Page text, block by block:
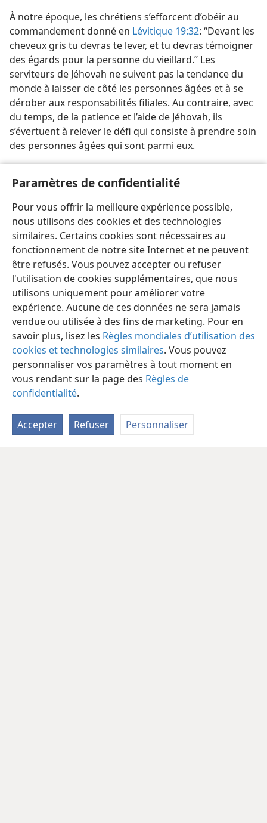
Paramètres de confidentialité
Pour vous offrir la meilleure expérience possible,
nous utilisons des cookies et des technologies
similaires. Certains cookies sont nécessaires au
fonctionnement de notre site Internet et ne peuvent
être refusés. Vous pouvez accepter ou refuser
l'utilisation de cookies supplémentaires, que nous
utilisons uniquement pour améliorer votre
expérience. Aucune de ces données ne sera jamais
vendue ou utilisée à des fins de marketing. Pour en
savoir plus, lisez les Règles mondiales d’utilisation des
cookies et technologies similaires. Vous pouvez
personnaliser vos paramètres à tout moment en
vous rendant sur la page des Règles de
confidentialité.
Accepter Refuser Personnaliser
À notre époque, les chrétiens s’efforcent d’obéir au
commandement donné en Lévitique 19:32: “Devant les
cheveux gris tu devras te lever, et tu devras témoigner
des égards pour la personne du vieillard.” Les
serviteurs de Jéhovah ne suivent pas la tendance du
monde à laisser de côté les personnes âgées et à se
dérober aux responsabilités filiales. Au contraire, avec
du temps, de la patience et l’aide de Jéhovah, ils
s’évertuent à relever le défi qui consiste à prendre soin
des personnes âgées qui sont parmi eux.
beaucoup pour aider les personnes âgées.